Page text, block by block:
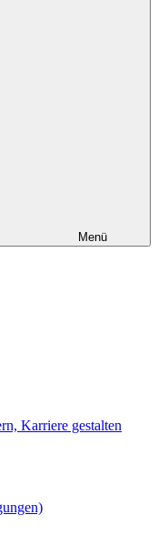
Menü
Karriere gestalten